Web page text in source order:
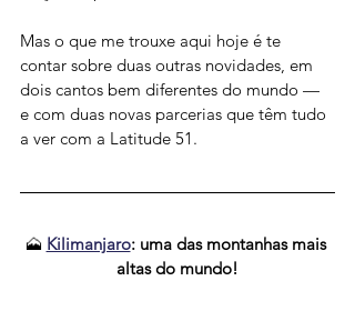
Mas o que me trouxe aqui hoje é te
contar sobre duas outras novidades, em
dois cantos bem diferentes do mundo —
e com duas novas parcerias que têm tudo
a ver com a Latitude 51.
🗻 Kilimanjaro: uma das montanhas mais
altas do mundo!